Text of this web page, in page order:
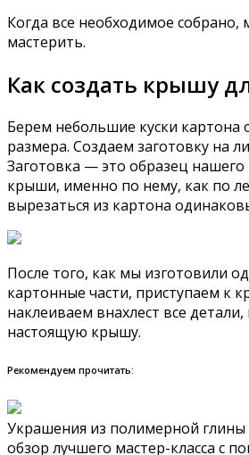
Когда все необходимое
мастерить.
Как создать крышу
Берем небольшие куски картона
размера. Создаем заготовку на
Заготовка — это образец нашего
крыши, именно по нему, как по
вырезаться из картона
После того, как мы изготовили
картонные части, приступаем к
наклеиваем внахлест все
настоящую крышу.
Рекомендуем прочитать:
Украшения из полимерной глины
обзор лучшего мастер-класса с